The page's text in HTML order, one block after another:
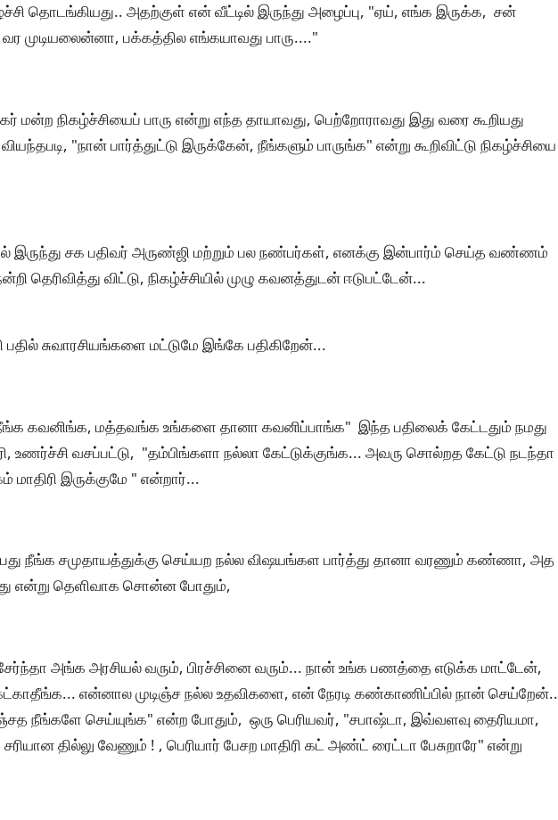
தொடங்கியது.. அதற்குள் என் வீட்டில் இருந்து அழைப்பு, "ஏய், எங்க இருக்க, சன்
வர முடியலைன்னா, பக்கத்தில எங்கயாவது பாரு...."
மன்ற நிகழ்ச்சியைப் பாரு என்று எந்த தாயாவது, பெற்றோராவது இது வரை கூறியது
"நான் பார்த்துட்டு இருக்கேன், நீங்களும் பாருங்க" என்று கூறிவிட்டு நிகழ்ச்சியை
இருந்து சக பதிவர் அருண்ஜி மற்றும் பல நண்பர்கள், எனக்கு இன்பார்ம் செய்த வண்ணம்
தெரிவித்து விட்டு, நிகழ்ச்சியில் முழு கவனத்துடன் ஈடுபட்டேன்...
பதில் சுவாரசியங்களை மட்டுமே இங்கே பதிகிறேன்...
கவனிங்க, மத்தவங்க உங்களை தானா கவனிப்பாங்க" இந்த பதிலைக் கேட்டதும் நமது
உணர்ச்சி வசப்பட்டு, "தம்பிங்களா நல்லா கேட்டுக்குங்க... அவரு சொல்றத கேட்டு நடந்தா
இருக்குமே " என்றார்...
நீங்க சமுதாயத்துக்கு செய்யற நல்ல விஷயங்கள பார்த்து தானா வரணும் கண்ணா, அத
என்று தெளிவாக சொன்ன போதும்,
அங்க அரசியல் வரும், பிரச்சினை வரும்... நான் உங்க பணத்தை எடுக்க மாட்டேன்,
என்னால முடிஞ்ச நல்ல உதவிகளை, என் நேரடி கண்காணிப்பில் நான் செய்றேன்..
நீங்களே செய்யுங்க" என்ற போதும், ஒரு பெரியவர், "சபாஷ்டா, இவ்வளவு தைரியமா,
சரியான தில்லு வேணும் ! , பெரியார் பேசற மாதிரி கட் அண்ட் ரைட்டா பேசுறாரே" என்று